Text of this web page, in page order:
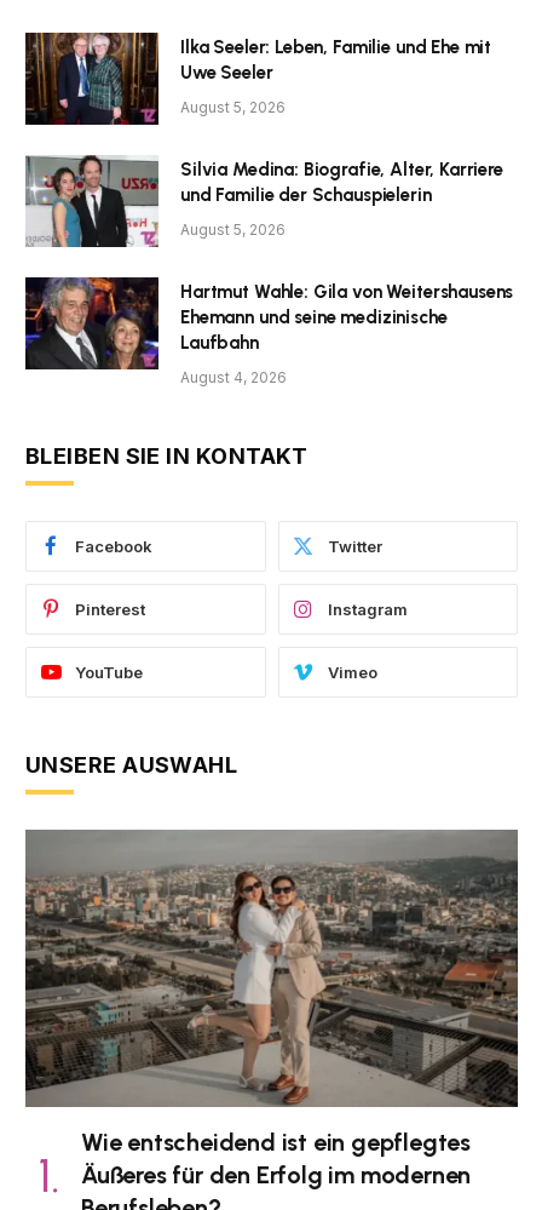
Ilka Seeler: Leben, Familie und Ehe mit
Uwe Seeler
August 5, 2026
Silvia Medina: Biografie, Alter, Karriere
und Familie der Schauspielerin
August 5, 2026
Hartmut Wahle: Gila von Weitershausens
Ehemann und seine medizinische
Laufbahn
August 4, 2026
BLEIBEN SIE IN KONTAKT
Facebook Twitter
Pinterest Instagram
YouTube Vimeo
UNSERE AUSWAHL
Wie entscheidend ist ein gepflegtes
Äußeres für den Erfolg im modernen